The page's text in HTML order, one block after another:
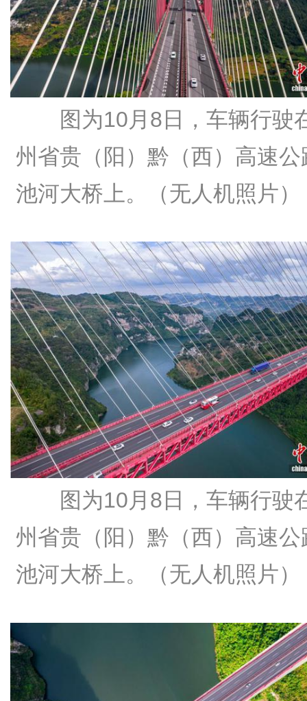
图为10月8日，车辆行驶
州省贵（阳）黔（西）高速公
池河大桥上。（无人机照片）
图为10月8日，车辆行驶
州省贵（阳）黔（西）高速公
池河大桥上。（无人机照片）